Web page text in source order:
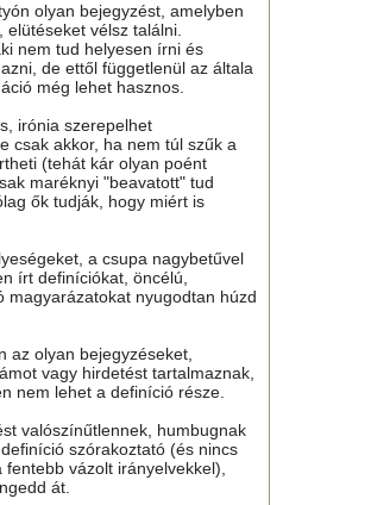
olyan bejegyzést, amelyben
vélsz találni.
nem tud helyesen írni és
de ettől függetlenül az általa
még lehet hasznos.
irónia szerepelhet
csak akkor, ha nem túl szűk a
(tehát kár olyan poént
maréknyi "beavatott" tud
ők tudják, hogy miért is
a csupa nagybetűvel
írt definíciókat, öncélú,
magyarázatokat nyugodtan húzd
az olyan bejegyzéseket,
vagy hirdetést tartalmaznak,
nem lehet a definíció része.
valószínűtlennek, humbugnak
szórakoztató (és nincs
vázolt irányelvekkel),
át.